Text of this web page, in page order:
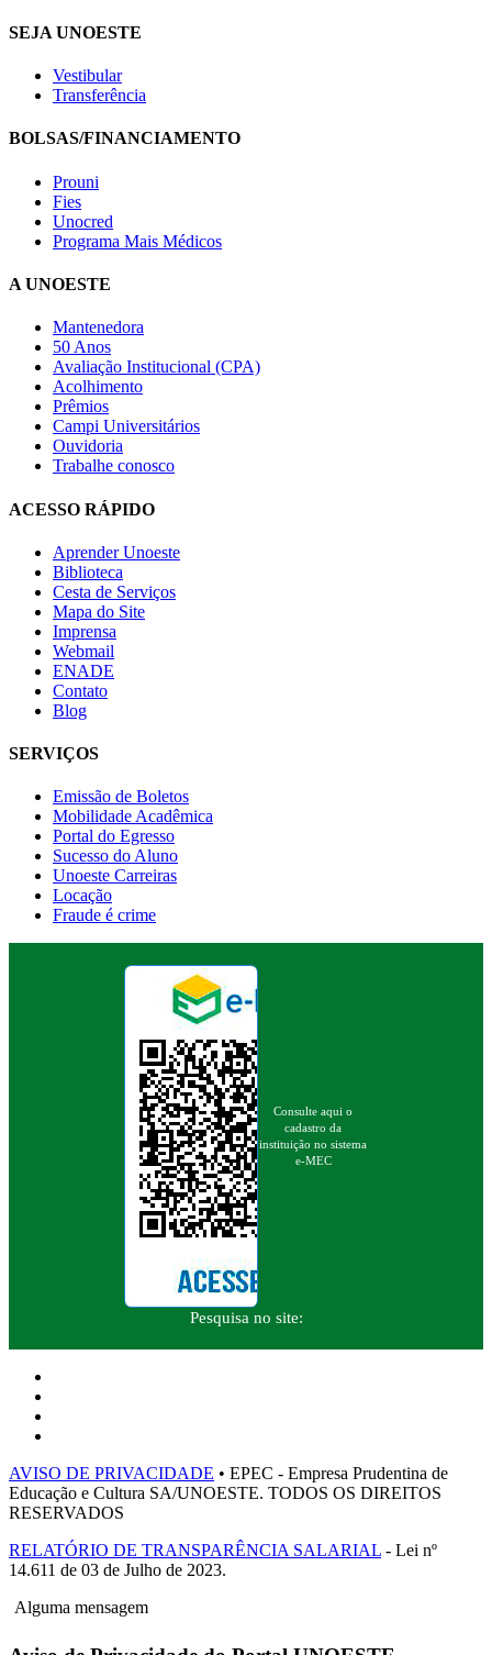
SEJA UNOESTE
Vestibular
Transferência
BOLSAS/FINANCIAMENTO
Prouni
Fies
Unocred
Programa Mais Médicos
A UNOESTE
Mantenedora
50 Anos
Avaliação Institucional (CPA)
Acolhimento
Prêmios
Campi Universitários
Ouvidoria
Trabalhe conosco
ACESSO RÁPIDO
Aprender Unoeste
Biblioteca
Cesta de Serviços
Mapa do Site
Imprensa
Webmail
ENADE
Contato
Blog
SERVIÇOS
Emissão de Boletos
Mobilidade Acadêmica
Portal do Egresso
Sucesso do Aluno
Unoeste Carreiras
Locação
Fraude é crime
Consulte aqui o
cadastro da
instituição no sistema
e-MEC
Pesquisa no site:
AVISO DE PRIVACIDADE • EPEC - Empresa Prudentina de
Educação e Cultura SA/UNOESTE. TODOS OS DIREITOS
RESERVADOS
RELATÓRIO DE TRANSPARÊNCIA SALARIAL - Lei nº
14.611 de 03 de Julho de 2023.
Alguma mensagem